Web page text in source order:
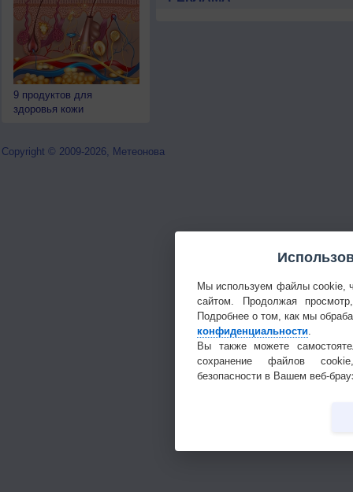
9 продуктов для
здоровья кожи
Copyright © 2009-2026, Метеонова
Мы используем файлы cookie,
сайтом. Продолжая
Подробнее о том, как мы
конфиденциальности.
Вы также можете
сохранение файлов
безопасности в Вашем веб-